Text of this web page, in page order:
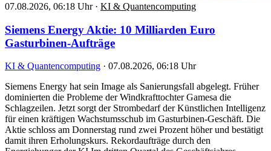
07.08.2026, 06:18 Uhr · KI & Quantencomputing
Siemens Energy Aktie: 10 Milliarden Euro
Gasturbinen-Aufträge
KI & Quantencomputing · 07.08.2026, 06:18 Uhr
Siemens Energy hat sein Image als Sanierungsfall abgelegt. Früher
dominierten die Probleme der Windkrafttochter Gamesa die
Schlagzeilen. Jetzt sorgt der Strombedarf der Künstlichen Intelligenz
für einen kräftigen Wachstumsschub im Gasturbinen-Geschäft. Die
Aktie schloss am Donnerstag rund zwei Prozent höher und bestätigt
damit ihren Erholungskurs. Rekordaufträge durch den